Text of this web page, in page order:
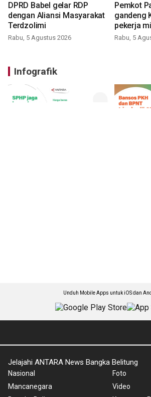
DPRD Babel gelar RDP
dengan Aliansi Masyarakat
Terdzolimi
Rabu, 5 Agustus 2026
Pemkot
gandeng
pekerja
Rabu, 5
Infografik
Unduh Mobile Apps untuk iOS dan
Jelajahi ANTARA News Bangka Belitung
Nasional
Mancanegara
Foto
Video